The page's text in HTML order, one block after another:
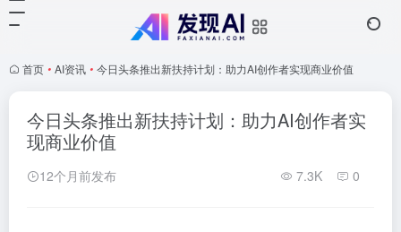
首页 • AI资讯 • 今日头条推出新扶持计划：助力AI创作者实现商业价值
今日头条推出新扶持计划：助力AI创作者实
现商业价值
12个月前发布 7.3K 0